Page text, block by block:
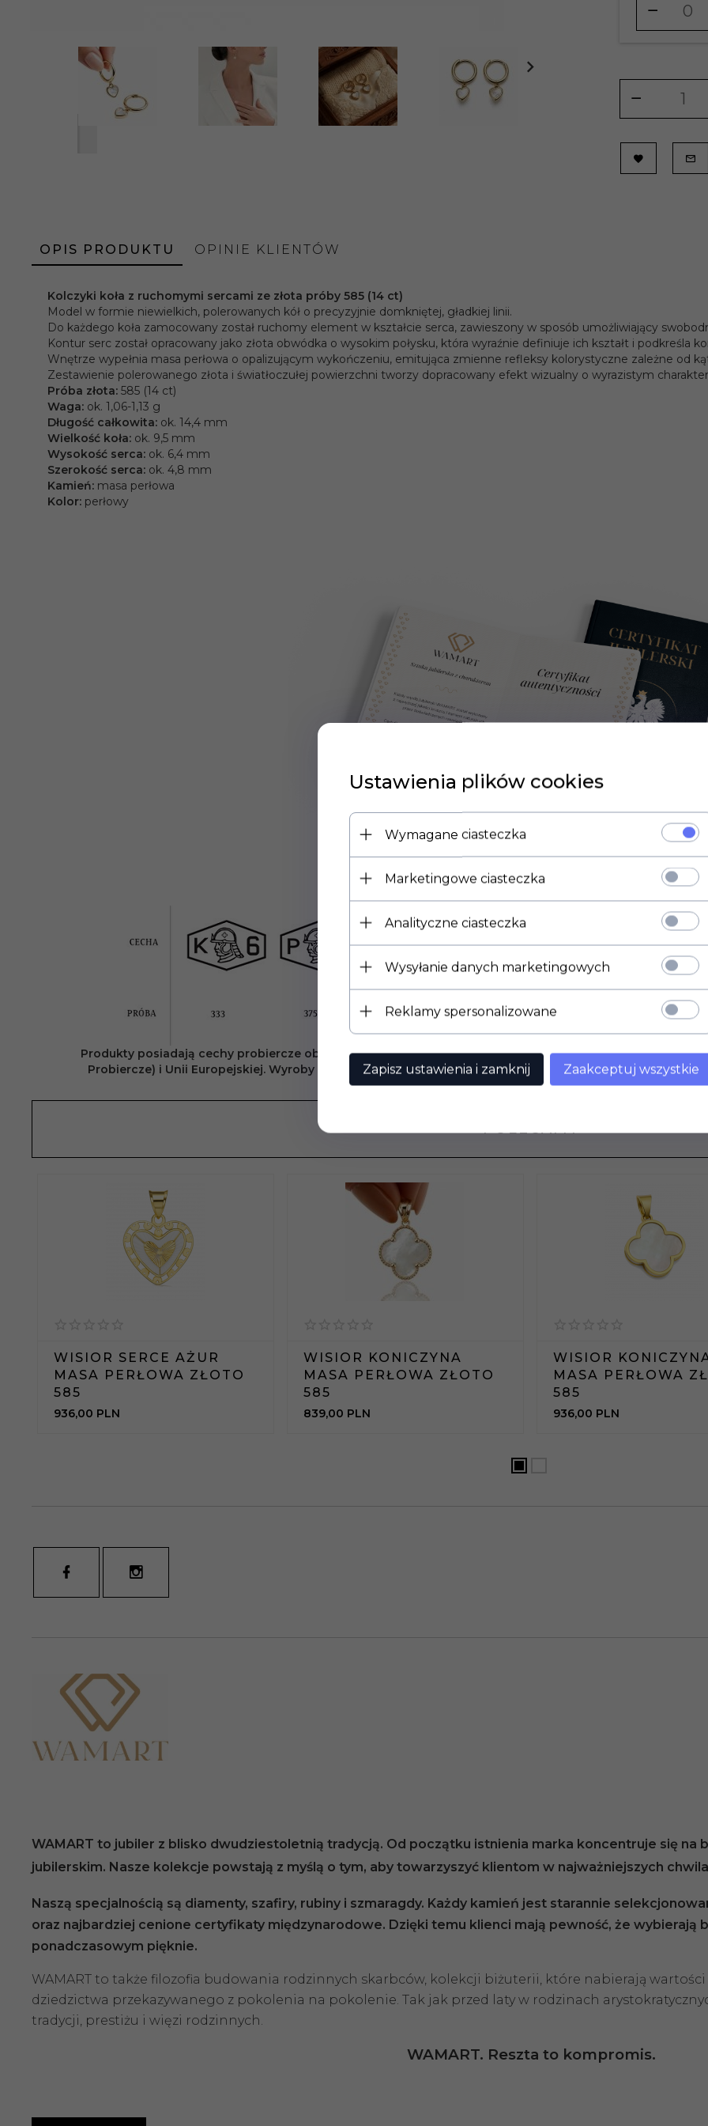
dla
produktu
OPIS PRODUKTU OPINIE KLIENTÓW
Kolczyki koła z ruchomymi sercami ze złota próby 585 (14 ct)
Model w formie niewielkich, polerowanych kół o precyzyjnie domkniętej, gładkiej linii.
Do każdego koła zamocowany został ruchomy element w kształcie serca, zawieszony w sposób umożliwiający
Kontur serc został opracowany jako złota obwódka o wysokim połysku, która wyraźnie definiuje ich kształt i podkreśla
Wnętrze wypełnia masa perłowa o opalizującym wykończeniu, emitująca zmienne refleksy kolorystyczne zależne od
Zestawienie polerowanego złota i światłoczułej powierzchni tworzy dopracowany efekt wizualny o wyrazistym
Próba złota: 585 (14 ct)
Waga: ok. 1,06-1,13 g
Długość całkowita: ok. 14,4 mm
Wielkość koła: ok. 9,5 mm
Wysokość serca: ok. 6,4 mm
Szerokość serca: ok. 4,8 mm
Kamień: masa perłowa
Kolor: perłowy
Produkty posiadają cechy probiercze obowiązujące na terenie Rzeczypospolitej zatwierdzone przez
Probiercze) i Unii Europejskiej. Wyroby złote o masie sztuki poniżej 1g i srebrne poniżej 5g nie
POLECAMY
WISIOR SERCE AŻUR
MASA PERŁOWA ZŁOTO
585
936,00 PLN
WISIOR KONICZYNA
MASA PERŁOWA ZŁOTO
585
839,00 PLN
WISIOR
MASA PERŁOWA
585
936,00 PLN
WAMART to jubiler z blisko dwudziestoletnią tradycją. Od początku istnienia marka koncentruje się na
jubilerskim. Nasze kolekcje powstają z myślą o tym, aby towarzyszyć klientom w najważniejszych
Naszą specjalnością są diamenty, szafiry, rubiny i szmaragdy. Każdy kamień jest starannie
oraz najbardziej cenione certyfikaty międzynarodowe. Dzięki temu klienci mają pewność, że
ponadczasowym pięknie.
WAMART to także filozofia budowania rodzinnych skarbców, kolekcji biżuterii, które nabierają wartości
dziedzictwa przekazywanego z pokolenia na pokolenie. Tak jak przed laty w rodzinach
tradycji, prestiżu i więzi rodzinnych.
WAMART. Reszta to kompromis.
Ustawienia plików cookies
Wymagane ciasteczka
Marketingowe ciasteczka
Analityczne ciasteczka
Wysyłanie danych marketingowych
Reklamy spersonalizowane
Zapisz ustawienia i zamknij Zaakceptuj wszystkie